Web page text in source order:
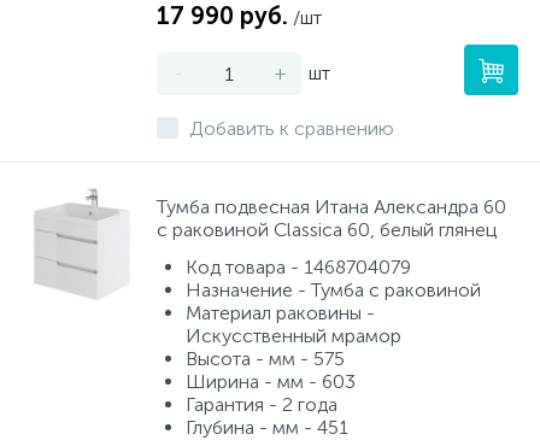
17 990 руб. /шт
- + шт
Добавить к сравнению
Тумба подвесная Итана Александра 60
с раковиной Classica 60, белый глянец
Код товара - 1468704079
Назначение - Тумба с раковиной
Материал раковины -
Искусственный мрамор
Высота - мм - 575
Ширина - мм - 603
Гарантия - 2 года
Глубина - мм - 451